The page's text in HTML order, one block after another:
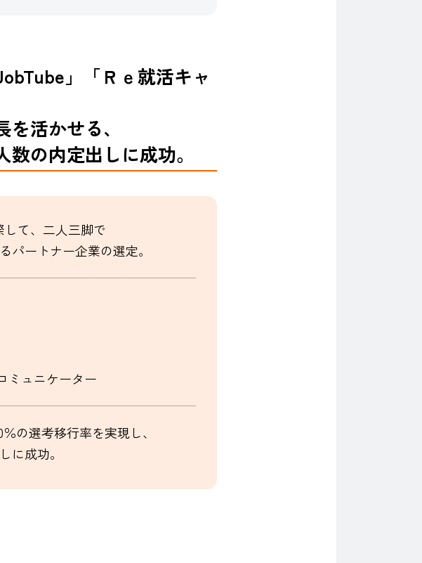
」「Ｒｅ就活キャ
活かせる、
の内定出しに成功。
て、二人三脚で
パートナー企業の選定。
ミュニケーター
の選考移行率を実現し、
に成功。